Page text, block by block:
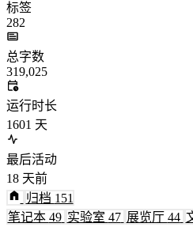
标签
282
总字数
319,025
运行时长
1601 天
最后活动
18 天前
归档 151
笔记本 49 实验室 47 展览厅 44